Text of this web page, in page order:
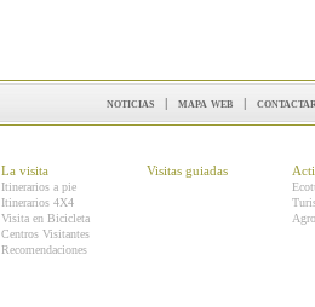
noticias | mapa web | contactar
La visita
Itinerarios a pie
Itinerarios 4X4
Visita en Bicicleta
Centros Visitantes
Recomendaciones
Visitas guiadas